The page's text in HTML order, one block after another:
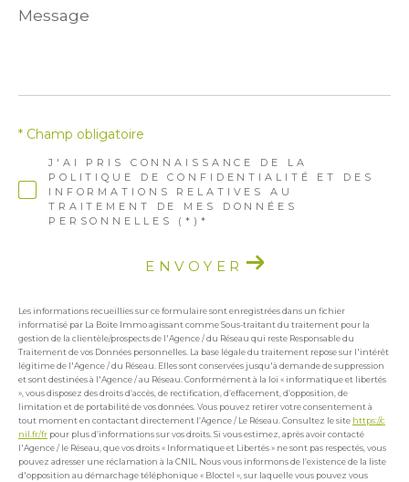
Message
*
J'AI PRIS CONNAISSANCE DE LA
POLITIQUE DE CONFIDENTIALITÉ ET DES
INFORMATIONS RELATIVES AU
TRAITEMENT DE MES DONNÉES
PERSONNELLES (*)*
* Champ obligatoire
ENVOYER
Les informations recueillies sur ce formulaire sont enregistrées dans un fichier
informatisé par La Boite Immo agissant comme Sous-traitant du traitement pour la
gestion de la clientèle/prospects de l'Agence / du Réseau qui reste Responsable du
Traitement de vos Données personnelles. La base légale du traitement repose sur l'intérêt
légitime de l'Agence / du Réseau. Elles sont conservées jusqu'à demande de suppression
et sont destinées à l'Agence / au Réseau. Conformément à la loi « informatique et libertés
», vous disposez des droits d’accès, de rectification, d’effacement, d’opposition, de
limitation et de portabilité de vos données. Vous pouvez retirer votre consentement à
tout moment en contactant directement l’Agence / Le Réseau. Consultez le site https://c
nil.fr/fr pour plus d’informations sur vos droits. Si vous estimez, après avoir contacté
l'Agence / le Réseau, que vos droits « Informatique et Libertés » ne sont pas respectés, vous
pouvez adresser une réclamation à la CNIL. Nous vous informons de l’existence de la liste
d'opposition au démarchage téléphonique « Bloctel », sur laquelle vous pouvez vous